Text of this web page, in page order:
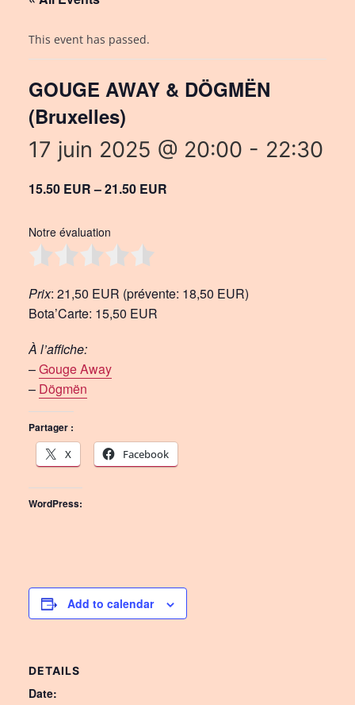
This event has passed.
GOUGE AWAY & DÖGMËN
(Bruxelles)
17 juin 2025 @ 20:00 - 22:30
15.50 EUR – 21.50 EUR
Notre évaluation
Prix: 21,50 EUR (prévente: 18,50 EUR)
Bota’Carte: 15,50 EUR
À l’affiche:
–Gouge Away
– Dögmën
Partager :
X
Facebook
WordPress:
Add to calendar
DETAILS
Date: